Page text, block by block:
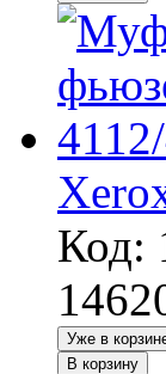
Код:
Уже в
В корзину